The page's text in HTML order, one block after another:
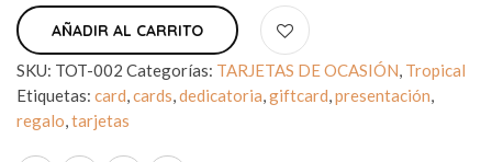
AÑADIR AL CARRITO
SKU: TOT-002 Categorías: TARJETAS DE OCASIÓN, Tropical
Etiquetas: card,cards,dedicatoria,giftcard,presentación,
regalo,tarjetas